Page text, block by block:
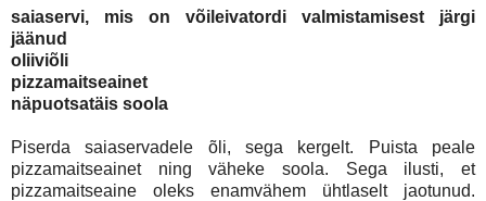
saiaservi, mis on võileivatordi valmistamisest järgi
jäänud
oliiviõli
pizzamaitseainet
näpuotsatäis soola
Piserda saiaservadele õli, sega kergelt. Puista peale
pizzamaitseainet ning väheke soola. Sega ilusti, et
pizzamaitseaine oleks enamvähem ühtlaselt jaotunud.